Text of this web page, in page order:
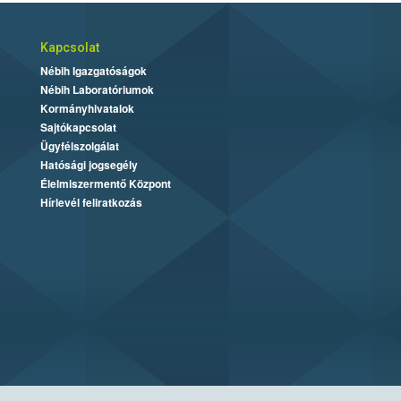
Kapcsolat
Nébih Igazgatóságok
Nébih Laboratóriumok
Kormányhivatalok
Sajtókapcsolat
Ügyfélszolgálat
Hatósági jogsegély
Élelmiszermentő Központ
Hírlevél feliratkozás